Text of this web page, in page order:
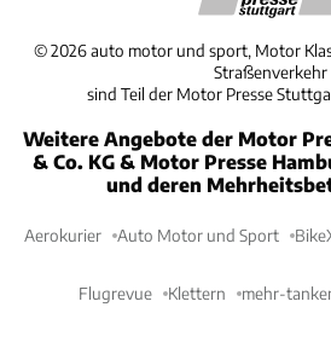
©2026 auto motor und sport, Motor
Straßenverkehr
sind Teil der Motor Presse
Weitere Angebote der Motor
& Co. KG & Motor Presse
und deren
Aerokurier Auto Motor und Sport
Flugrevue Klettern mehr-